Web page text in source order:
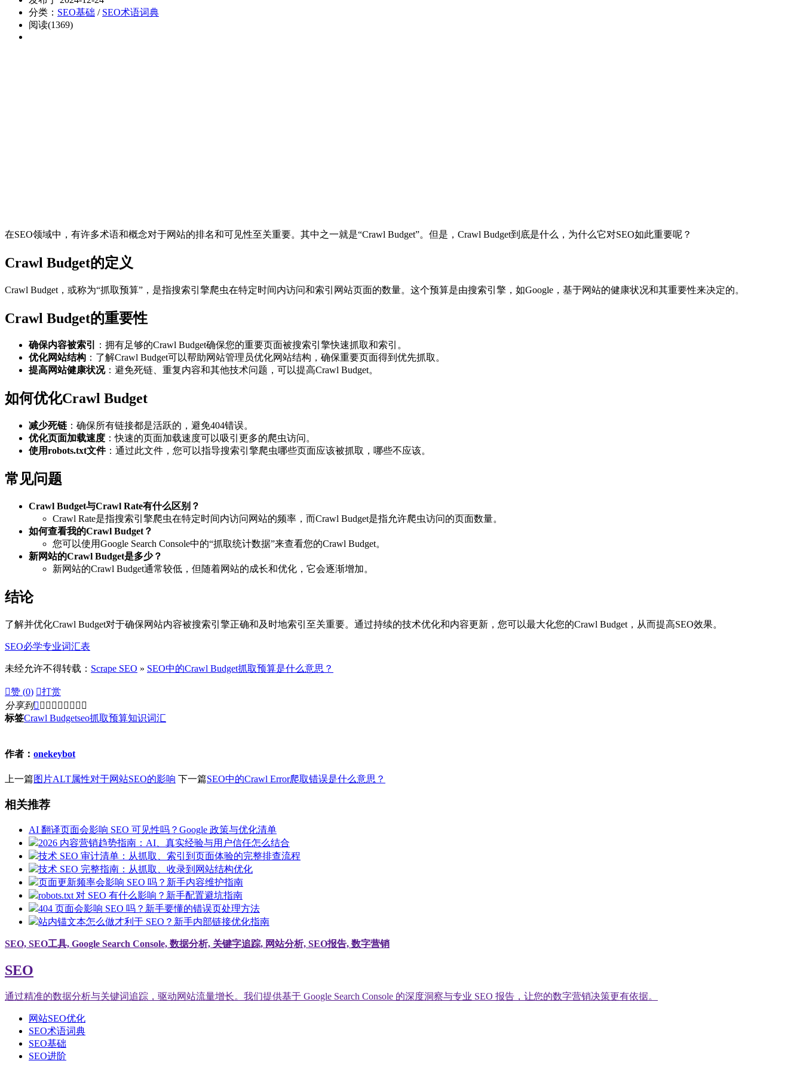
分类： SEO基础 / SEO术语词典
阅读(1369)
在SEO领域中，有许多术语和概念对于网站的排名和可见性至关重要。其中之一就是“Crawl Budget”。但是，Crawl Budget到底是什么，为什么它对SEO如此重要呢？
Crawl Budget的定义
Crawl Budget，或称为“抓取预算”，是指搜索引擎爬虫在特定时间内访问和索引网站页面的数量。这个预算是由搜索引擎，如Google，基于网站的健康状况和其重要性来决定的。
Crawl Budget的重要性
确保内容被索引
：拥有足够的Crawl Budget确保您的重要页面被搜索引擎快速抓取和索引。
优化网站结构 ：了解Crawl Budget可以帮助网站管理员优化网站结构，确保重要页面得到优先抓取。
提高网站健康状况：避免死链、重复内容和其他技术问题，可以提高Crawl Budget。
如何优化Crawl Budget
减少死链 ：确保所有链接都是活跃的，避免404错误。
优化页面加载速度 ：快速的页面加载速度可以吸引更多的爬虫访问。
使用robots.txt文件：通过此文件，您可以指导搜索引擎爬虫哪些页面应该被抓取，哪些不应该。
常见问题
Crawl Budget与Crawl Rate有什么区别？
Crawl Rate是指搜索引擎爬虫在特定时间内访问网站的频率，而Crawl Budget是指允许爬虫访问的页面数量。
如何查看我的Crawl Budget？
您可以使用Google Search Console中的“抓取统计数据”来查看您的Crawl Budget。
新网站的Crawl Budget是多少？
新网站的Crawl Budget通常较低，但随着网站的成长和优化，它会逐渐增加。
结论
了解并优化Crawl Budget对于确保网站内容被搜索引擎正确和及时地索引至关重要。通过持续的技术优化和内容更新，您可以最大化您的Crawl Budget，从而提高SEO效果。
SEO必学专业词汇表
未经允许不得转载： Scrape SEO » SEO中的Crawl Budget抓取预算是什么意思？
赞 (0) 打赏
分享到        
标签Crawl Budgetseo抓取预算知识词汇
作者： onekeybot
上一篇图片ALT属性对于网站SEO的影响 下一篇SEO中的Crawl Error爬取错误是什么意思？
相关推荐
AI 翻译页面会影响 SEO 可见性吗？Google 政策与优化清单
2026 内容营销趋势指南：AI、真实经验与用户信任怎么结合
技术 SEO 审计清单：从抓取、索引到页面体验的完整排查流程
技术 SEO 完整指南：从抓取、收录到网站结构优化
页面更新频率会影响 SEO 吗？新手内容维护指南
robots.txt 对 SEO 有什么影响？新手配置避坑指南
404 页面会影响 SEO 吗？新手要懂的错误页处理方法
站内锚文本怎么做才利于 SEO？新手内部链接优化指南
SEO, SEO工具, Google Search Console, 数据分析, 关键字追踪, 网站分析, SEO报告, 数字营销
SEO
通过精准的数据分析与关键词追踪，驱动网站流量增长。我们提供基于 Google Search Console 的深度洞察与专业 SEO 报告，让您的数字营销决策更有依据。
网站SEO优化
SEO术语词典
SEO基础
SEO进阶